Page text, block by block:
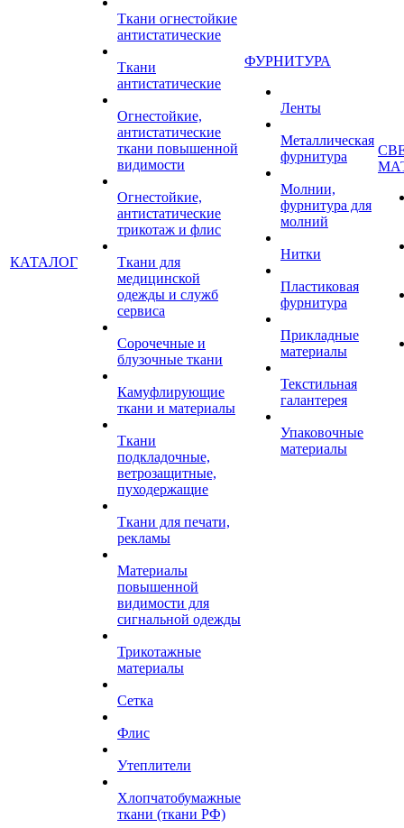
КАТАЛОГ
Ткани огнестойкие
антистатические
Ткани
антистатические
Огнестойкие,
антистатические
ткани повышенной
видимости
Огнестойкие,
антистатические
трикотаж и флис
Ткани для
медицинской
одежды и служб
сервиса
Сорочечные и
блузочные ткани
Камуфлирующие
ткани и материалы
Ткани
подкладочные,
ветрозащитные,
пуходержащие
Ткани для печати,
рекламы
Материалы
повышенной
видимости для
сигнальной одежды
Трикотажные
материалы
Сетка
Флис
Утеплители
Хлопчатобумажные
ткани (ткани РФ)
ФУРНИТУРА
Ленты
Металлическая
фурнитура
Молнии,
фурнитура для
молний
Нитки
Пластиковая
фурнитура
Прикладные
материалы
Текстильная
галантерея
Упаковочные
материалы